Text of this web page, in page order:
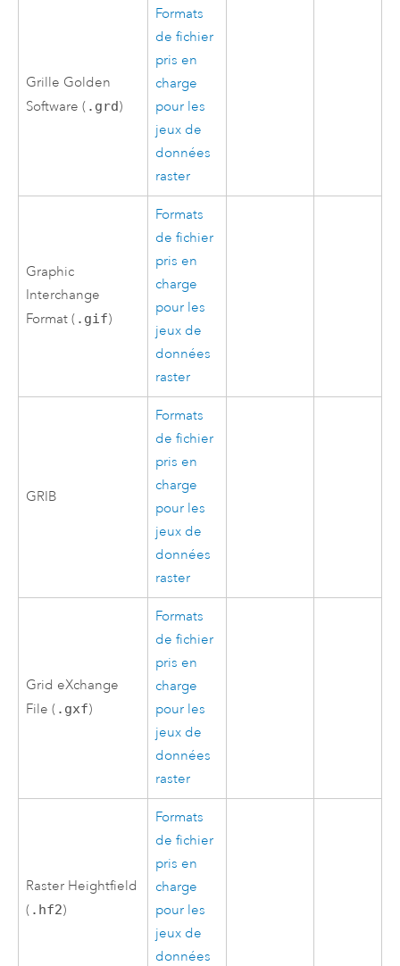
Grille Golden
Software ( .grd)
Formats
de fichier
pris en
charge
pour les
jeux de
données
raster
Graphic
Interchange
Format ( .gif)
Formats
de fichier
pris en
charge
pour les
jeux de
données
raster
GRIB
Formats
de fichier
pris en
charge
pour les
jeux de
données
raster
Grid eXchange
File ( .gxf)
Formats
de fichier
pris en
charge
pour les
jeux de
données
raster
Raster Heightfield
( .hf2)
Formats
de fichier
pris en
charge
pour les
jeux de
données